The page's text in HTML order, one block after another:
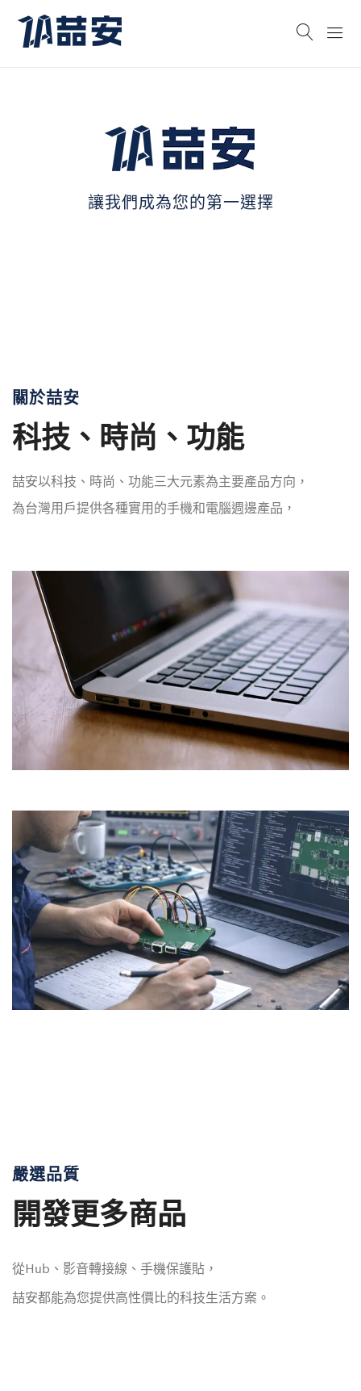
讓我們成為您的第一選擇
關於喆安
科技、時尚、功能
喆安以科技、時尚、功能三大元素為主要產品方向，
為台灣用戶提供各種實用的手機和電腦週邊產品，
嚴選品質
開發更多商品
從Hub、影音轉接線、手機保護貼，
喆安都能為您提供高性價比的科技生活方案。